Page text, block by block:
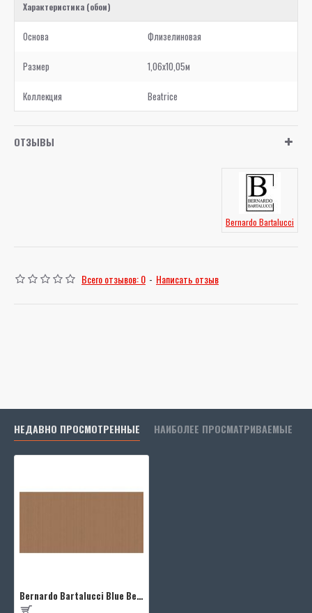
Характеристика (обои)
Основа Флизелиновая
Размер 1,06x10,05м
Коллекция Beatrice
ОТЗЫВЫ
Bernardo Bartalucci
Всего отзывов: 0 - Написать отзыв
НЕДАВНО ПРОСМОТРЕННЫЕ НАИБОЛЕЕ ПРОСМАТРИВАЕМЫЕ
Bernardo Bartalucci Blue Beatrice 5020-6